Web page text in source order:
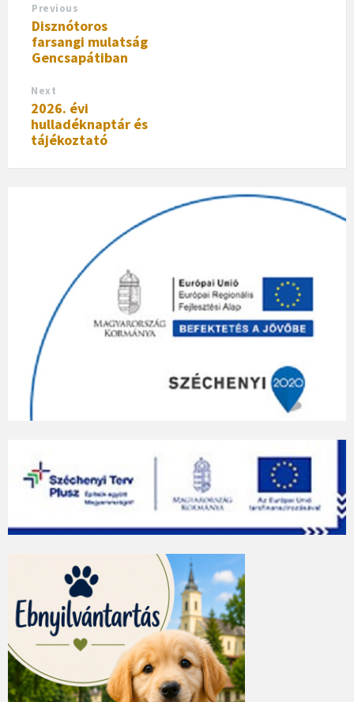
Previous
Disznótoros
farsangi mulatság
Gencsapátiban
Next
2026. évi
hulladéknaptár és
tájékoztató